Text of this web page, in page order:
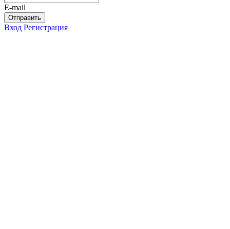
E-mail
Отправить
Вход Регистрация